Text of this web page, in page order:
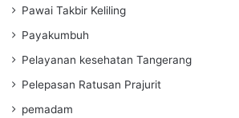
Pawai Takbir Keliling
Payakumbuh
Pelayanan kesehatan Tangerang
Pelepasan Ratusan Prajurit
pemadam